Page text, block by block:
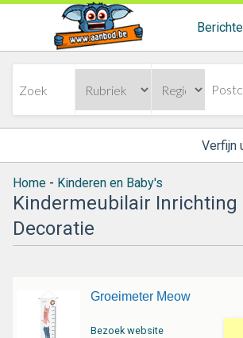
Verfijn
Home - Kinderen en Baby's
Kindermeubilair Inrichting
Decoratie
Groeimeter Meow
Bezoek website